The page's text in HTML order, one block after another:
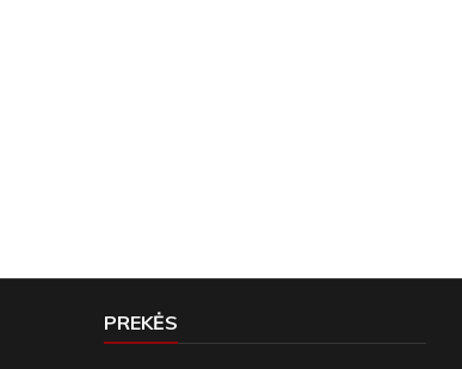
PREKĖS